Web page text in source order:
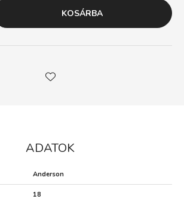
KOSÁRBA
ADATOK
Anderson
18